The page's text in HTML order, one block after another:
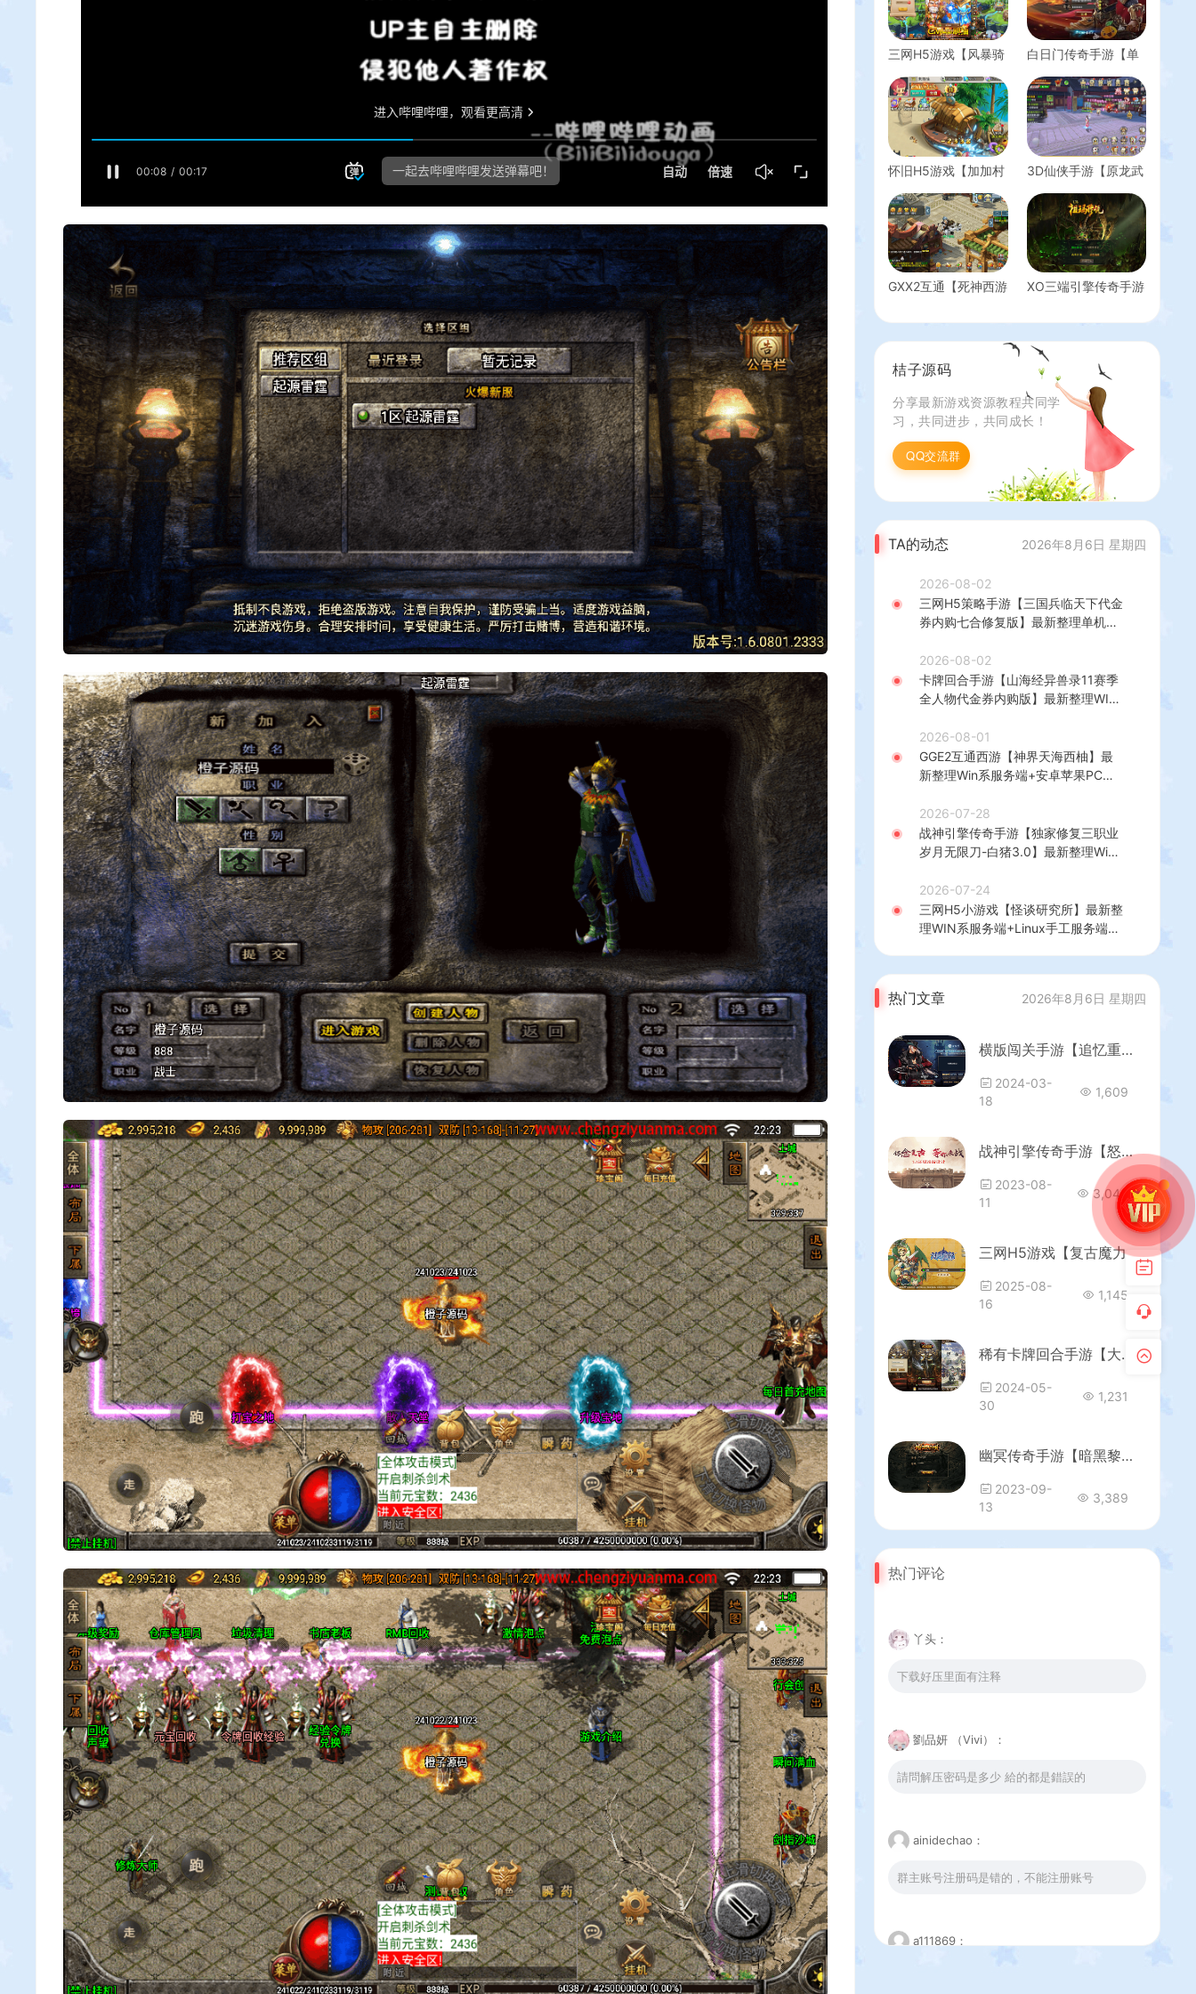
三网H5游戏【风暴骑
系服务端+GM运营后
台+详细搭建教程+视
频教程
白日门传奇手游【单
最新整理Win一键即
玩服务端+安卓苹果
双端+神器+神装+GM
后台
怀旧H5游戏【加加村
最新单机一键即玩镜
像端+linux手工端服
务端+GM授权内购后
台+详细搭建教程
3D仙侠手游【原龙武
理Win半手工服务端
+多区+GM授权后台
+安卓+详细搭建教程
+视频教程
GXX2互通【死神西游
机一键端+Win系服务
端+安卓+PC客户端
教程
XO三端引擎传奇手游
复古版】最新整理
Win系服务端+PC安
卓苹果三端+加密工
具+详细搭建教程
桔子源码
分享最新游戏资源教程共同学
习，共同进步，共同成长！
QQ交流群
TA的动态 2026年8月6日 星期四
2026-08-02
三网H5策略手游【三国兵临天下代金
券内购七合修复版】最新整理单机一
理后台+GM授权后台+简易安卓客户
端+详细搭建教程+视频教程
2026-08-02
卡牌回合手游【山海经异兽录11赛季
全人物代金券内购版】最新整理WIN
+热更修改工具+安卓+详细搭建教程
2026-08-01
GGE2互通西游【神界天海西柚】最
新整理Win系服务端+安卓苹果PC三
建教程
2026-07-28
战神引擎传奇手游【独家修复三职业
岁月无限刀-白猪3.0】最新整理Win
权后台+详细搭建教程
2026-07-24
三网H5小游戏【怪谈研究所】最新整
理WIN系服务端+Linux手工服务端
热门文章 2026年8月6日 星期四
横版闯关手游【追忆重返2.0精品精修端】最新整理Linux手工服务端+安卓苹果双端+WEB管理后台+详细搭建教程+配套表
2024-03-
18
1,609
战神引擎传奇手游【怒斩天下单职业】最新整理Win系一键服务端+安卓苹果双端+GM授权物品后台+详细搭建教程
2023-08-
11
3,044
三网H5游戏【复古魔力归来H5高爆互通修复版】最新整理Linux手工服务端+管理后台+GM授权后台+安卓+详细搭建教程+视频教程
2025-08-
16
1,145
稀有卡牌回合手游【大战国】最新整理Linux手工服务端+安卓苹果双端+多区跨服+全物品ID+自定义英雄+CDK授权后台+详细搭建教程
2024-05-
30
1,231
幽冥传奇手游【暗黑黎明极速版】最新整理Win一键服务端+安卓苹果双端+GM授权后台+运营后台+详细搭建教程
2023-09-
13
3,389
热门评论
丫头：
下载好压里面有注释
劉品妍 （Vivi）：
請問解压密码是多少 給的都是錯誤的
ainidechao：
群主账号注册码是错的，不能注册账号
a111869：